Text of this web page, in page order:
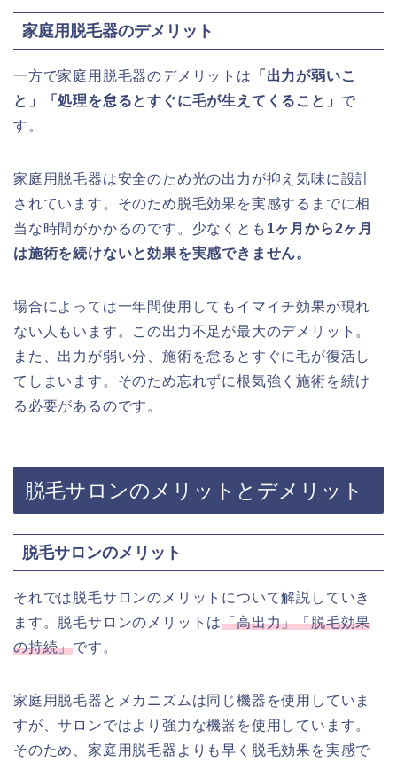
家庭用脱毛器のデメリット
一方で家庭用脱毛器のデメリットは
「出力が弱いこ
と」「処理を怠るとすぐに毛が生えてくること」 で
す。
家庭用脱毛器は安全のため光の出力が抑え気味に設計
されています。そのため脱毛効果を実感するまでに相
当な時間がかかるのです。少なくとも 1ヶ月から2ヶ月
は施術を続けないと効果を実感できません。
場合によっては一年間使用してもイマイチ効果が現れ
ない人もいます。この出力不足が最大のデメリット。
また、出力が弱い分、施術を怠るとすぐに毛が復活し
てしまいます。そのため忘れずに根気強く施術を続け
る必要があるのです。
脱毛サロンのメリットとデメリット
脱毛サロンのメリット
それでは脱毛サロンのメリットについて解説していき
ます。脱毛サロンのメリットは「高出力」「脱毛効果
の持続」です。
家庭用脱毛器とメカニズムは同じ機器を使用していま
すが、サロンではより強力な機器を使用しています。
そのため、家庭用脱毛器よりも早く脱毛効果を実感で